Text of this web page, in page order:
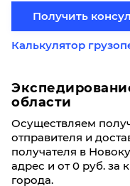
Получить
Калькулятор
области
Осуществляем
отправителя и
получателя в
адрес и от 0 руб. за
города.